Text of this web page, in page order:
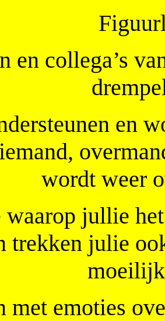
en collega’s
en
wordt weer
jullie
trekken julie
met emoties